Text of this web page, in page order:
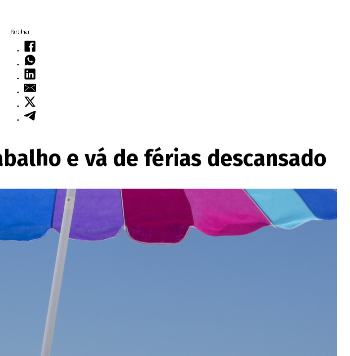
Partilhar
e vá de férias descansado